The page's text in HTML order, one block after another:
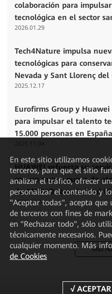
colaboración para
tecnológica en el sector
2026.01.29
Tech4Nature impulsa
tecnológicas para
Nevada y Sant Llorenç del
2025.12.17
Eurofirms Group y
para impulsar el talento
15.000 personas en España
HUAWEI refuerza su
con un nuevo punto de
de ANOVO care de Madrid
2025.07.24
Más
En este sitio utilizamos
terceros, para que el sitio
analizar el tráfico, ofrecer
personalizar el contenido y
"Aceptar todas", acepta que
de terceros con fines de
en "Rechazar todo", sólo
técnicamente necesarios.
cualquier momento. Más
de Cookies